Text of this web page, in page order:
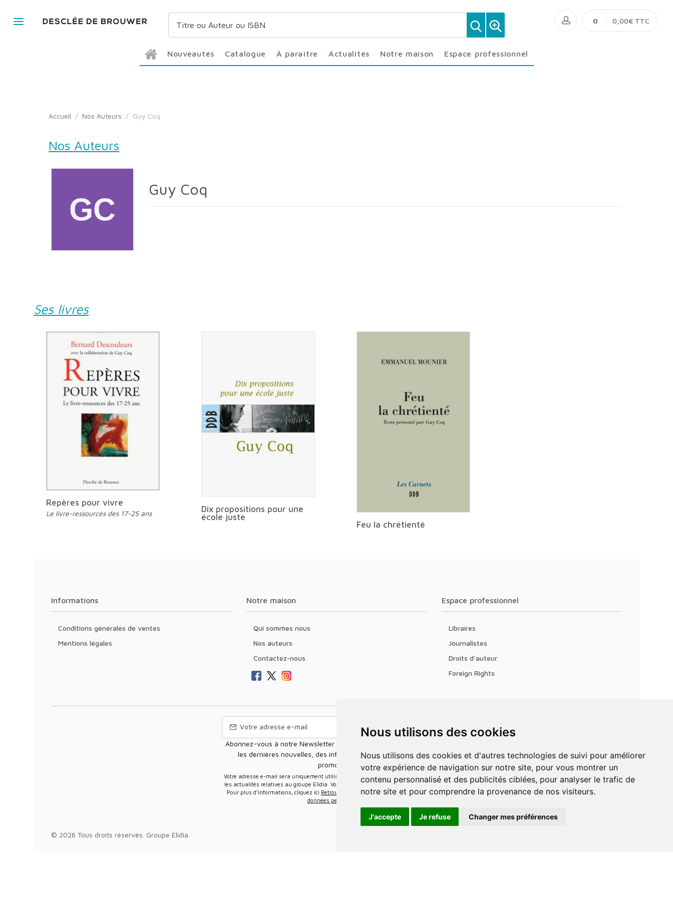
Nous utilisons des cookies
Nous utilisons des cookies et d'autres technologies de suivi pour améliorer
votre expérience de navigation sur notre site, pour vous montrer un
contenu personnalisé et des publicités ciblées, pour analyser le trafic de
notre site et pour comprendre la provenance de nos visiteurs.
J'accepte Je refuse Changer mes préférences
Nouveautés Catalogue À paraître Actualités Notre maison Espace professionnel
0 0,00€ TTC
Accueil / Nos Auteurs / Guy Coq
Nos Auteurs
Guy Coq
Ses livres
Repères pour vivre
Le livre-ressources des 17-25 ans
Dix propositions pour une
école juste
Feu la chrétienté
Informations
Conditions générales de ventes
Mentions légales
Notre maison
Qui sommes nous
Nos auteurs
Contactez-nous
Espace professionnel
Libraires
Journalistes
Droits d'auteur
Foreign Rights
Abonnez-vous à notre Newsletter pour recevoir nos nouvelles offres,
les dernières nouvelles, des informations sur les ventes et les
promotions.
Votre adresse e-mail sera uniquement utilisée pour vous envoyer des informations sur
les actualités relatives au groupe Elidia. Vous pouvez vous désinscrire à tout moment.
Pour plus d’informations, cliquez ici Retrouvez ici notre politique de protection de vos
données personnelles
© 2026 Tous droits réservés. Groupe Elidia